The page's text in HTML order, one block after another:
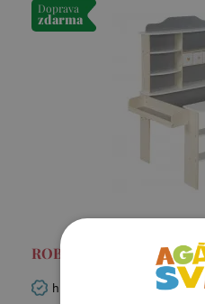
Doprava
zdarma
ROBA - dětský prodejní
hra na obchodníky pro děti